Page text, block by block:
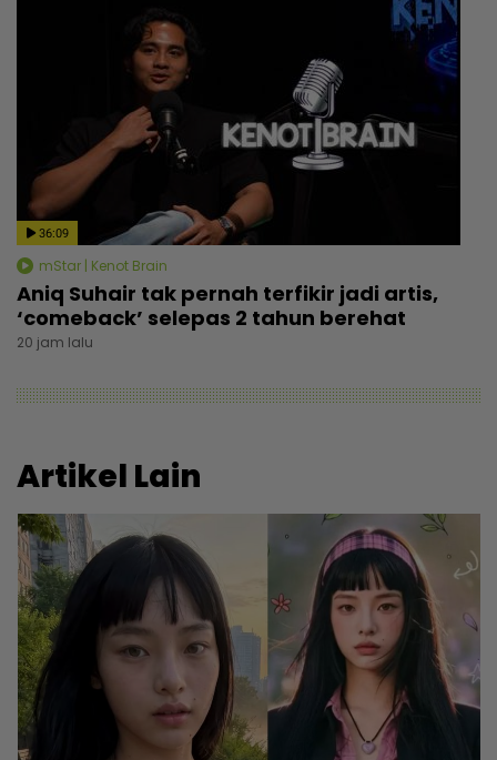
36:09
mStar | Kenot Brain
Aniq Suhair tak pernah terfikir jadi artis,
‘comeback’ selepas 2 tahun berehat
20 jam lalu
Artikel Lain